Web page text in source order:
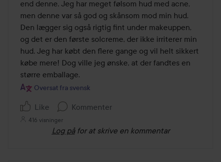
5
end denne. Jeg har meget følsom hud med acne,
men denne var så god og skånsom mod min hud.
Den lægger sig også rigtig fint under makeuppen,
og det er den første solcreme, der ikke irriterer min
hud. Jeg har købt den flere gange og vil helt sikkert
købe mere! Dog ville jeg ønske, at der fandtes en
større emballage.
Oversat fra svensk
Like Kommenter
416 visninger
Log på for at skrive en kommentar